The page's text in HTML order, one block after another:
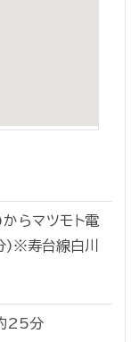
らマツモト電
)※寿台線白川
25分